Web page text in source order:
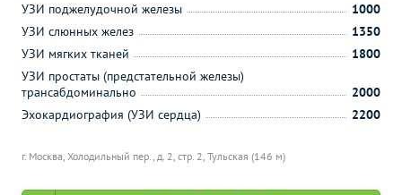
г. Москва, Холодильный пер., д. 2, стр. 2, Тульская (146 м)
УЗИ поджелудочной железы
1000
УЗИ слюнных желез
1350
УЗИ мягких тканей
1800
УЗИ простаты (предстательной железы)
трансабдоминально
2000
Эхокардиография (УЗИ сердца)
2200